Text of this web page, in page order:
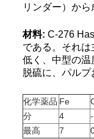
リンダー）から
材料: C-276
である。それ
低く、中型の
脱硫に、パルプ
化学薬品 Fe
分
4 -
最高
7